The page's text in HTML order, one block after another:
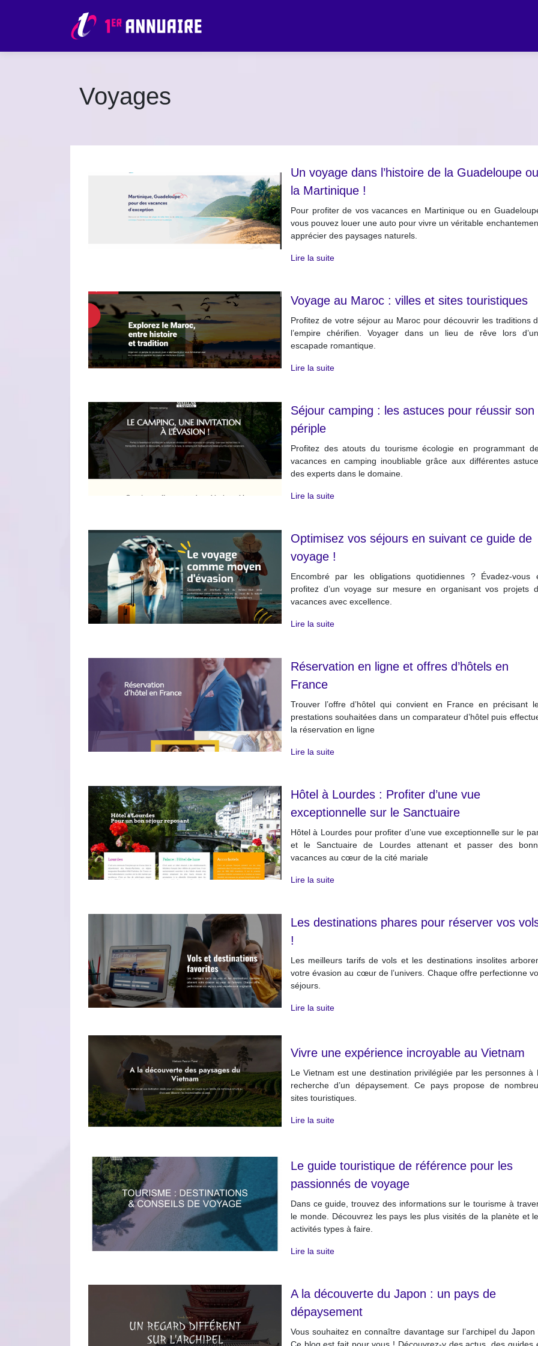
Voyages
Un voyage dans l’histoire de la Guadeloupe ou
la Martinique !
Pour profiter de vos vacances en Martinique ou en
vous pouvez louer une auto pour vivre un véritable
apprécier des paysages naturels.
Lire la suite
Voyage au Maroc : villes et sites touristiques
Profitez de votre séjour au Maroc pour découvrir les traditions
l’empire chérifien. Voyager dans un lieu de rêve lors
escapade romantique.
Lire la suite
Séjour camping : les astuces pour réussir son
périple
Profitez des atouts du tourisme écologie en programmant
vacances en camping inoubliable grâce aux différentes
des experts dans le domaine.
Lire la suite
Optimisez vos séjours en suivant ce guide de
voyage !
Encombré par les obligations quotidiennes ? Évadez-vous
profitez d’un voyage sur mesure en organisant vos projets
vacances avec excellence.
Lire la suite
Réservation en ligne et offres d’hôtels en
France
Trouver l’offre d’hôtel qui convient en France en précisant
prestations souhaitées dans un comparateur d’hôtel puis
la réservation en ligne
Lire la suite
Hôtel à Lourdes : Profiter d’une vue
exceptionnelle sur le Sanctuaire
Hôtel à Lourdes pour profiter d’une vue exceptionnelle sur le
et le Sanctuaire de Lourdes attenant et passer des
vacances au cœur de la cité mariale
Lire la suite
Les destinations phares pour réserver vos
!
Les meilleurs tarifs de vols et les destinations insolites
votre évasion au cœur de l’univers. Chaque offre perfectionne
séjours.
Lire la suite
Vivre une expérience incroyable au Vietnam
Le Vietnam est une destination privilégiée par les personnes à
recherche d’un dépaysement. Ce pays propose de
sites touristiques.
Lire la suite
Le guide touristique de référence pour les
passionnés de voyage
Dans ce guide, trouvez des informations sur le tourisme à
le monde. Découvrez les pays les plus visités de la planète et
activités types à faire.
Lire la suite
A la découverte du Japon : un pays de
dépaysement
Vous souhaitez en connaître davantage sur l’archipel du Japon
Ce blog est fait pour vous ! Découvrez-y des actus, des guides